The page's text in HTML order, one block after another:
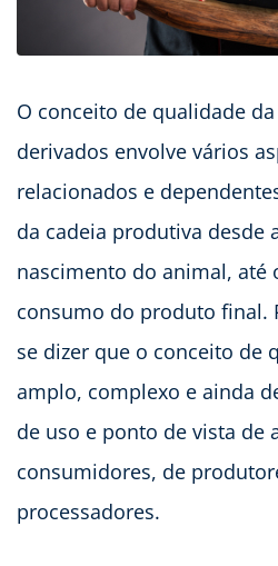
O conceito de qualidade
derivados envolve vários
relacionados e
da cadeia produtiva desde
nascimento do animal, até
consumo do produto final.
se dizer que o conceito de
amplo, complexo e ainda
de uso e ponto de vista de
consumidores, de
processadores.